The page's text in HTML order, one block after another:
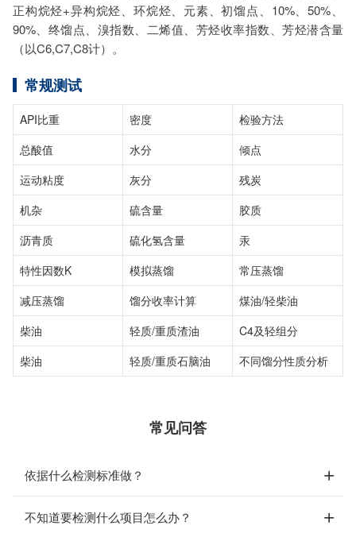
正构烷烃+异构烷烃、环烷烃、元素、初馏点、10%、50%、
90%、终馏点、溴指数、二烯值、芳烃收率指数、芳烃潜含量
（以C6,C7,C8计）。
常规测试
API比重 密度
检验方法
总酸值
水分
倾点
运动粘度
灰分
残炭
机杂
硫含量
胶质
沥青质
硫化氢含量
汞
特性因数K
模拟蒸馏
常压蒸馏
减压蒸馏
馏分收率计算
煤油/轻柴油
柴油
轻质/重质渣油
C4及轻组分
柴油
轻质/重质石脑油 不同馏分性质分析
常见问答
依据什么检测标准做？
不知道要检测什么项目怎么办？